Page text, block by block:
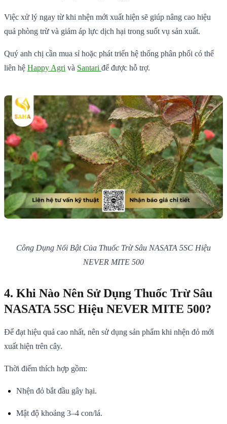
Việc xử lý ngay từ khi nhện mới xuất hiện sẽ giúp nâng cao hiệu
quả phòng trừ và giảm áp lực dịch hại trong suốt vụ sản xuất.
Quý anh chị cần mua sỉ hoặc phát triển hệ thống phân phối có thể
liên hệ Happy Agri và Santari để được hỗ trợ.
Công Dụng Nổi Bật Của Thuốc Trừ Sâu NASATA 5SC Hiệu
NEVER MITE 500
4. Khi Nào Nên Sử Dụng Thuốc Trừ Sâu
NASATA 5SC Hiệu NEVER MITE 500?
Để đạt hiệu quả cao nhất, nên sử dụng sản phẩm khi nhện đỏ mới
xuất hiện trên cây.
Thời điểm thích hợp gồm:
Nhện đỏ bắt đầu gây hại.
Mật độ khoảng 3–4 con/lá.